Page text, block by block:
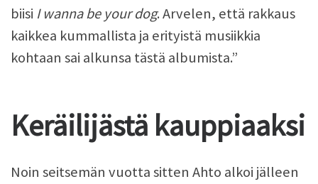
biisi I wanna be your dog. Arvelen, että rakkaus
kaikkea kummallista ja erityistä musiikkia
kohtaan sai alkunsa tästä albumista.”
Keräilijästä kauppiaaksi
Noin seitsemän vuotta sitten Ahto alkoi jälleen